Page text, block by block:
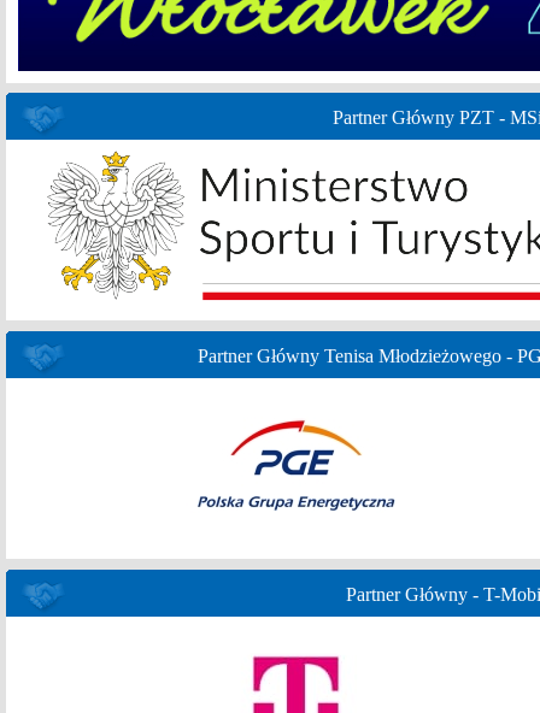
Partner Główny PZT -
Partner Główny Tenisa Młodzieżowego -
Partner Główny - T-